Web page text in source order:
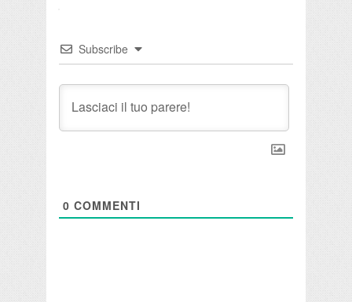
Subscribe
0 COMMENTI